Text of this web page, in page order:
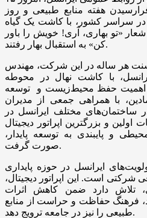
با فرارسیدن هفته منابع طبیعی و روز
در سراسر کشور، با کاشت یک گیاه
«تو بهاری، آری! خویش را باور
کن» به استقبال بهار رفتند.
هر ساله در این شرکت، مهندس
با کاشت نهال در محوطه
اهمیت حفظ محیط‌زیست و توسعه
با همراهی جمعی از مدیران
ساختمان‌های مختلف ایرانسل در
و بزرگترین اپراتور دیجیتال
و پایبندی به توسعه پایدار،
صورت گرفت.
ایرانسل در حوزه پایداری
است. این اپراتور دیجیتال،
تلاش دارد ضمن کاهش اثرات
فرهنگ حفاظت و حراست از منابع
طبیعی را نیز در جامعه ترویج دهد.